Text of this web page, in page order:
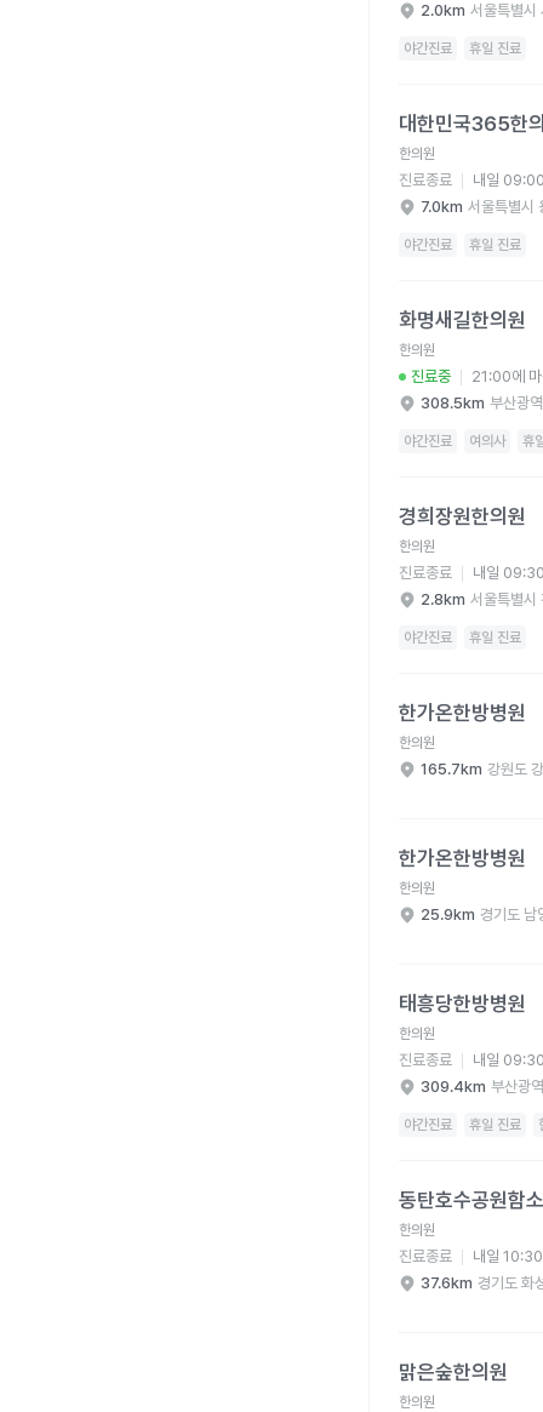
2.0km 서울특별시
야간진료 휴일 진료
대한민국365한
한의원
진료종료
내일
7.0km 서울특별시
야간진료 휴일 진료
화명새길한의원
한의원
진료중
21:00에
308.5km 부산광
야간진료 여의사 휴
경희장원한의원
한의원
진료종료
내일
2.8km 서울특별시
야간진료 휴일 진료
한가온한방병원
한의원
165.7km 강원도
한가온한방병원
한의원
25.9km 경기도 남
태흥당한방병원
한의원
진료종료
내일
309.4km 부산광
야간진료 휴일 진료
동탄호수공원함
한의원
진료종료
내일
37.6km 경기도 화
맑은숲한의원
한의원